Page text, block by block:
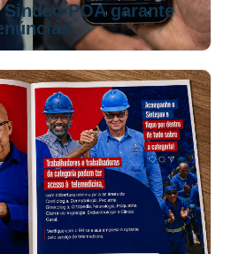
POA garante